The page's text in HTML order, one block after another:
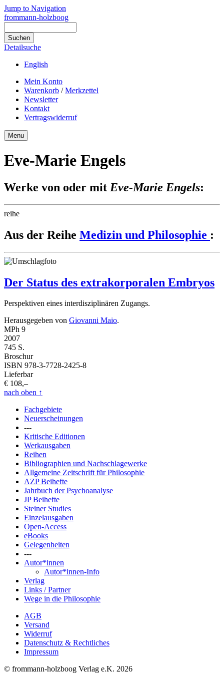
Jump to Navigation
frommann-holzboog
Detailsuche
English
Mein Konto
Warenkorb /Merkzettel
Newsletter
Kontakt
Vertragswiderruf
Menu
Eve-Marie Engels
Werke von oder mit Eve-Marie Engels:
reihe
Aus der Reihe Medizin und Philosophie :
Der Status des extrakorporalen Embryos
Perspektiven eines interdisziplinären Zugangs.
Herausgegeben von Giovanni Maio.
MPh 9
2007
745 S.
Broschur
ISBN 978-3-7728-2425-8
Lieferbar
€ 108,–
nach oben ↑
Fachgebiete
Neuerscheinungen
---
Kritische Editionen
Werkausgaben
Reihen
Bibliographien und Nachschlagewerke
Allgemeine Zeitschrift für Philosophie
AZP Beihefte
Jahrbuch der Psychoanalyse
JP Beihefte
Steiner Studies
Einzelausgaben
Open-Access
eBooks
Gelegenheiten
---
Autor*innen
Autor*innen-Info
Verlag
Links / Partner
Wege in die Philosophie
AGB
Versand
Widerruf
Datenschutz & Rechtliches
Impressum
© frommann-holzboog Verlag e.K. 2026